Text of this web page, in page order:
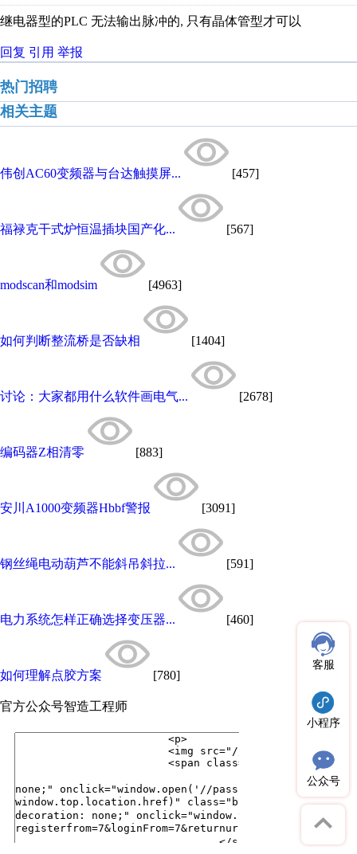
继电器型的PLC 无法输出脉冲的, 只有晶体管型才可以
回复 引用 举报
热门招聘
相关主题
伟创AC60变频器与台达触摸屏... [457]
福禄克干式炉恒温插块国产化... [567]
modscan和modsim [4963]
如何判断整流桥是否缺相 [1404]
讨论：大家都用什么软件画电气... [2678]
编码器Z相清零 [883]
安川A1000变频器Hbbf警报 [3091]
钢丝绳电动葫芦不能斜吊斜拉... [591]
电力系统怎样正确选择变压器... [460]
如何理解点胶方案 [780]
官方公众号智造工程师
客服
小程序
公众号